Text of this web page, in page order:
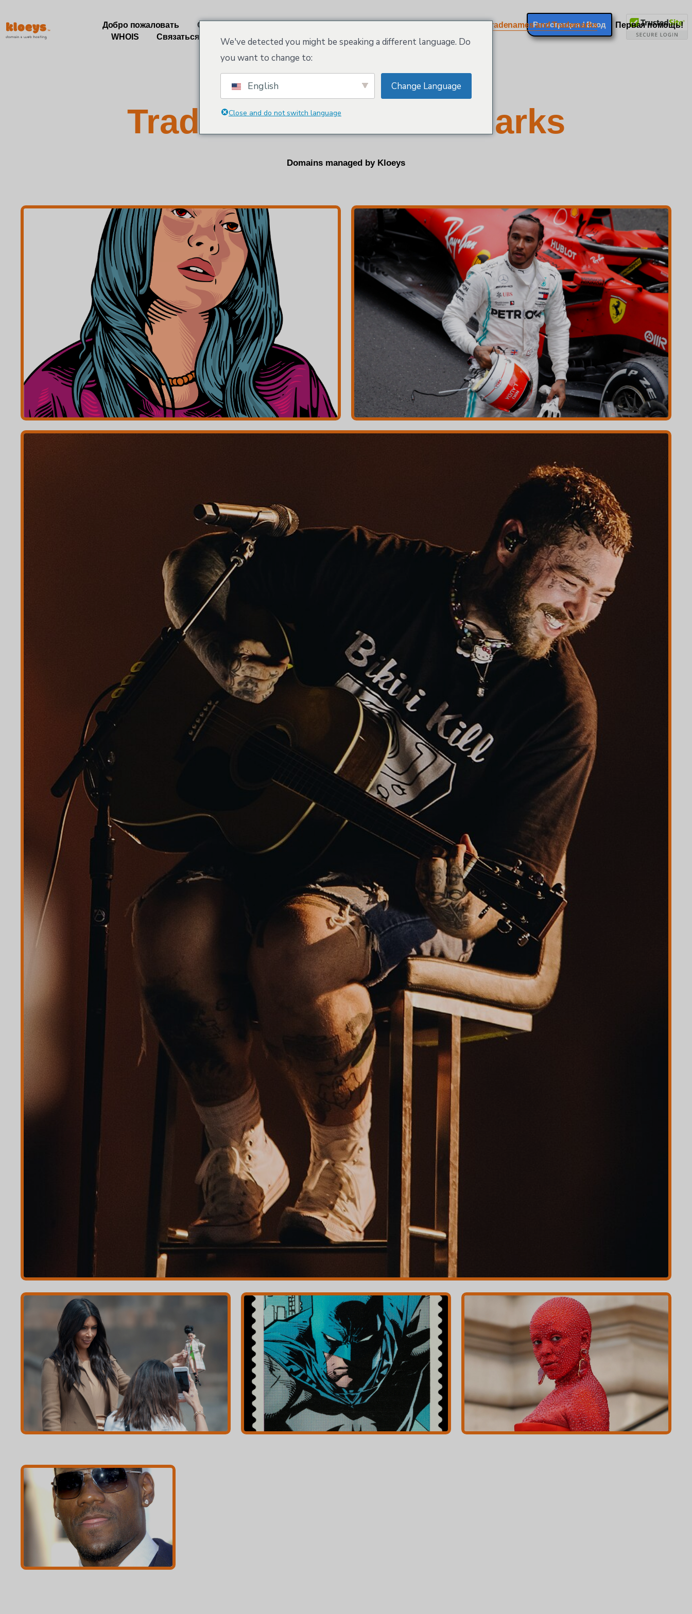
Добро пожаловать О нас Tradenames and Trademarks
Первая помощь!
WHOIS
Связаться с Магазин
Регистрация / Вход
Tradenames & Trademarks
Domains managed by Kloeys
We've detected you might be speaking a different language. Do
you want to change to:
English Change Language
Close and do not switch language